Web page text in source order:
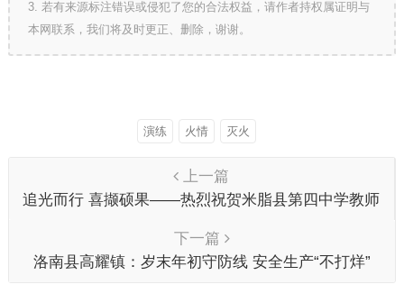
3. 若有来源标注错误或侵犯了您的合法权益，请作者持权属证明与
本网联系，我们将及时更正、删除，谢谢。
演练 火情 灭火
上一篇
追光而行 喜撷硕果——热烈祝贺米脂县第四中学教师
下一篇
洛南县高耀镇：岁末年初守防线 安全生产“不打烊”